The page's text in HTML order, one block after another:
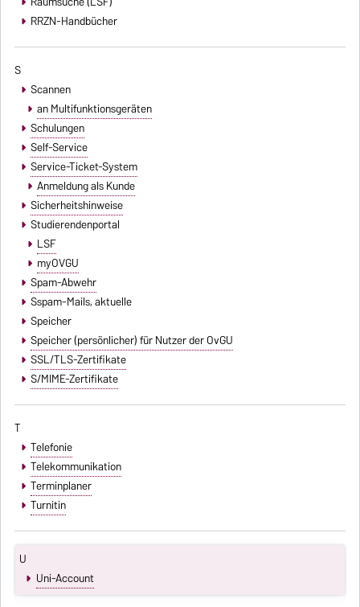
RRZN-Handbücher
S
Scannen
an Multifunktionsgeräten
Schulungen
Self-Service
Service-Ticket-System
Anmeldung als Kunde
Sicherheitshinweise
Studierendenportal
LSF
myOVGU
Spam-Abwehr
Sspam-Mails, aktuelle
Speicher
Speicher (persönlicher) für Nutzer der OvGU
SSL/TLS-Zertifikate
S/MIME-Zertifikate
T
Telefonie
Telekommunikation
Terminplaner
Turnitin
U
Uni-Account